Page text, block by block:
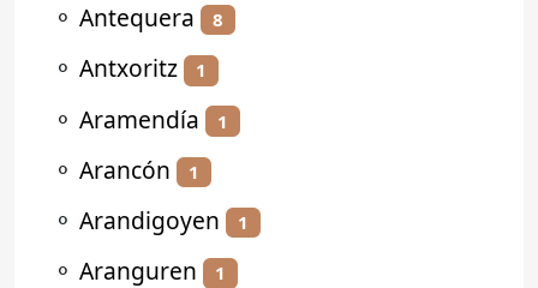
⚬ Antequera 8
⚬ Antxoritz 1
⚬ Aramendía 1
⚬ Arancón 1
⚬ Arandigoyen 1
⚬ Aranguren 1